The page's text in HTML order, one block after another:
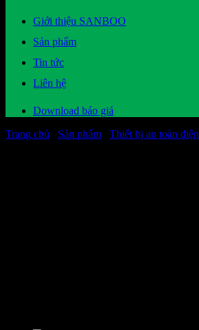
Giới thiệu SANBOO
Sản phẩm
Tin tức
Liên hệ
Download báo giá
Trang chủ
Sản phẩm Thiết bị an toàn điện